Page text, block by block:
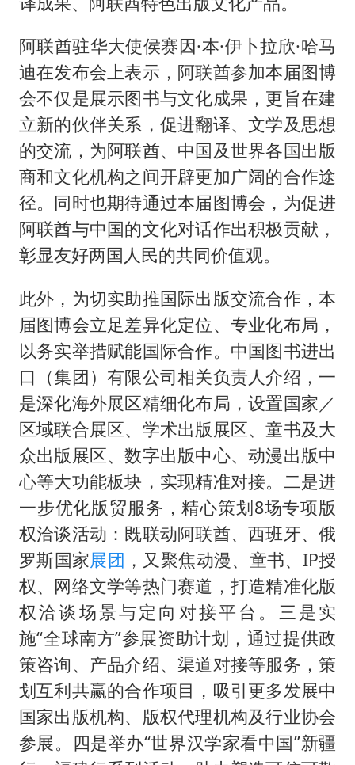
阿联酋驻华大使侯赛因·本·伊卜拉欣·哈马
迪在发布会上表示，阿联酋参加本届图博
会不仅是展示图书与文化成果，更旨在建
立新的伙伴关系，促进翻译、文学及思想
的交流，为阿联酋、中国及世界各国出版
商和文化机构之间开辟更加广阔的合作途
径。同时也期待通过本届图博会，为促进
阿联酋与中国的文化对话作出积极贡献，
彰显友好两国人民的共同价值观。
此外，为切实助推国际出版交流合作，本
届图博会立足差异化定位、专业化布局，
以务实举措赋能国际合作。中国图书进出
口（集团）有限公司相关负责人介绍，一
是深化海外展区精细化布局，设置国家／
区域联合展区、学术出版展区、童书及大
众出版展区、数字出版中心、动漫出版中
心等大功能板块，实现精准对接。二是进
一步优化版贸服务，精心策划8场专项版
权洽谈活动：既联动阿联酋、西班牙、俄
罗斯国家展团 ，又聚焦动漫、童书、IP授
权、网络文学等热门赛道，打造精准化版
权洽谈场景与定向对接平台。三是实
施“全球南方”参展资助计划，通过提供政
策咨询、产品介绍、渠道对接等服务，策
划互利共赢的合作项目，吸引更多发展中
国家出版机构、版权代理机构及行业协会
参展。四是举办“世界汉学家看中国”新疆